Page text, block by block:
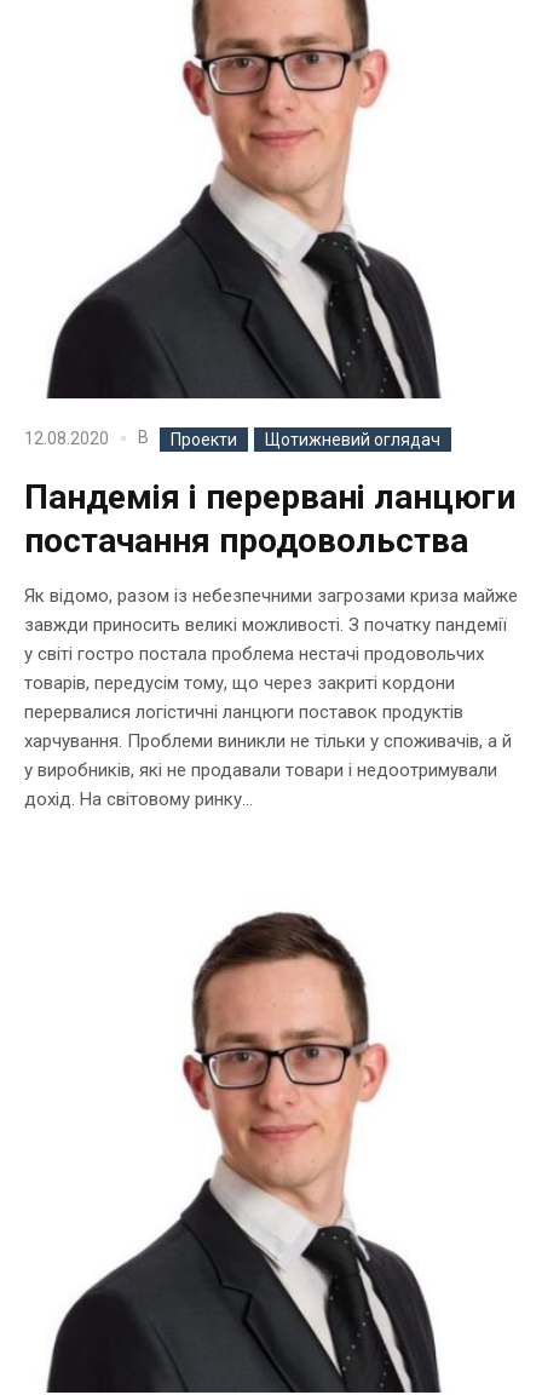
12.08.2020 В Проекти Щотижневий оглядач
Пандемія і перервані ланцюги
постачання продовольства
Як відомо, разом із небезпечними загрозами криза майже
завжди приносить великі можливості. З початку пандемії
у світі гостро постала проблема нестачі продовольчих
товарів, передусім тому, що через закриті кордони
перервалися логістичні ланцюги поставок продуктів
харчування. Проблеми виникли не тільки у споживачів, а й
у виробників, які не продавали товари і недоотримували
дохід. На світовому ринку...